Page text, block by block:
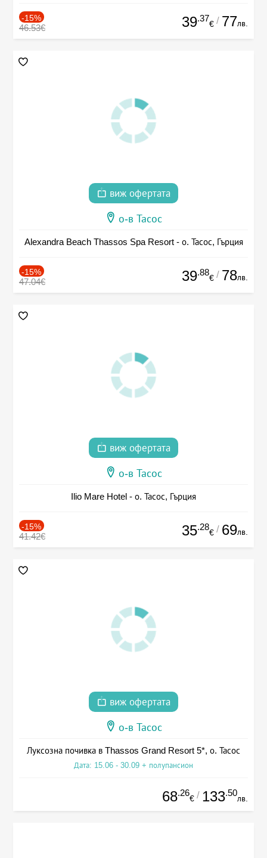
-15%
46.53€ 39.37
€ / 77лв.
виж офертата
о-в Тасос
Alexandra Beach Thassos Spa Resort - о. Тасос, Гърция
-15%
47.04€ 39.88
€ / 78лв.
виж офертата
о-в Тасос
Ilio Mare Hotel - о. Тасос, Гърция
-15%
41.42€ 35.28
€ / 69лв.
виж офертата
о-в Тасос
Луксозна почивка в Thassos Grand Resort 5*, о. Тасос
Дата: 15.06 - 30.09 + полупансион
68.26
€ / 133.50
лв.